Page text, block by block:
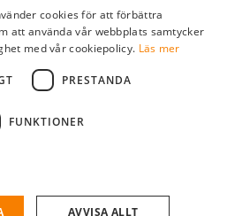
till ditt företag.
cookies för att förbättra
att använda vår webbplats samtycker
med vår cookiepolicy. Läs mer
PRESTANDA
FUNKTIONER
AVVISA ALLT